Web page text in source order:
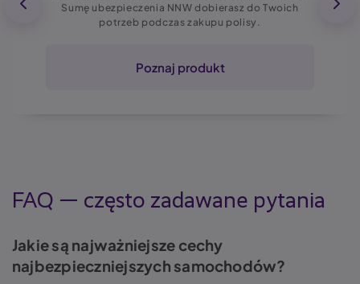
Sumę ubezpieczenia NNW dobierasz do Twoich
potrzeb podczas zakupu polisy.
Poznaj produkt
FAQ — często zadawane pytania
Jakie są najważniejsze cechy
najbezpieczniejszych samochodów?